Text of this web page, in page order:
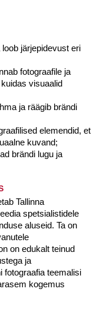
järjepidevust eri
fotograafile ja
visuaalid
ja räägib brändi
elemendid, et
kuvand;
brändi lugu ja
Tallinna
spetsialistidele
aluseid. Ta on
on edukalt teinud
ja
fotograafia teemalisi
kogemus